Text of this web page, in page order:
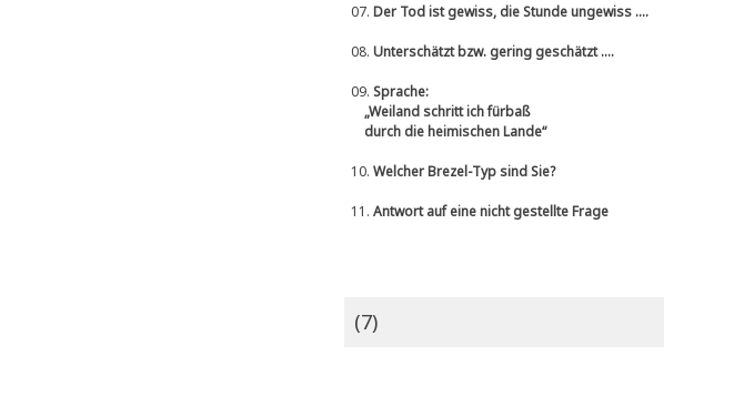
07. Der Tod ist gewiss, die Stunde ungewiss ....
08. Unterschätzt bzw. gering geschätzt ....
09. Sprache:
„Weiland schritt ich fürbaß
durch die heimischen Lande“
10. Welcher Brezel-Typ sind Sie?
11. Antwort auf eine nicht gestellte Frage
(7)